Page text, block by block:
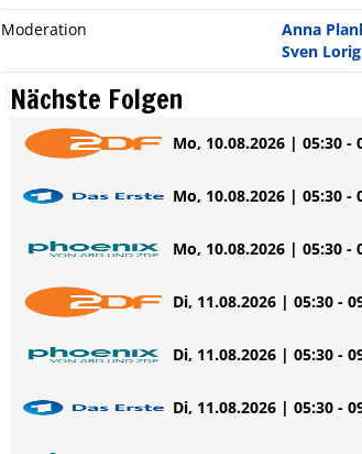
Moderation
Anna
Sven Lorig
Nächste Folgen
Mo, 10.08.2026 | 05:30 -
Mo, 10.08.2026 | 05:30 -
Mo, 10.08.2026 | 05:30 -
Di, 11.08.2026 | 05:30 -
Di, 11.08.2026 | 05:30 -
Di, 11.08.2026 | 05:30 -